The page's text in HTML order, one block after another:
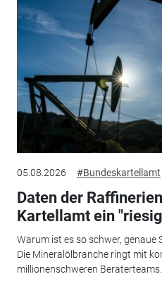
05.08.2026 #Bundeskartellamt
Daten der
Kartellamt ein
Warum ist es so schwer, genaue
Die Mineralölbranche ringt mit
millionenschweren Beraterteams.